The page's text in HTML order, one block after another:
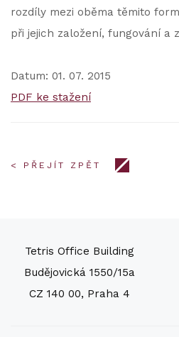
rozdíly mezi oběma těmito
při jejich založení, fungování a
Datum: 01. 07. 2015
PDF ke stažení
< PŘEJÍT ZPĚT
Tetris Office Building
Budějovická 1550/15a
CZ 140 00, Praha 4